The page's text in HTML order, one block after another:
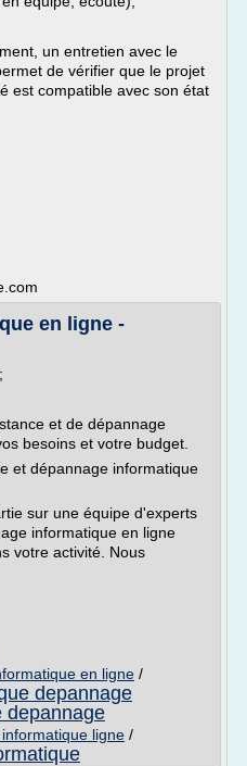
un entretien avec le
de vérifier que le projet
est compatible avec son état
en ligne -
et de dépannage
besoins et votre budget.
et dépannage informatique
sur une équipe d'experts
informatique en ligne
votre activité. Nous
en ligne /
depannage
depannage
ligne /